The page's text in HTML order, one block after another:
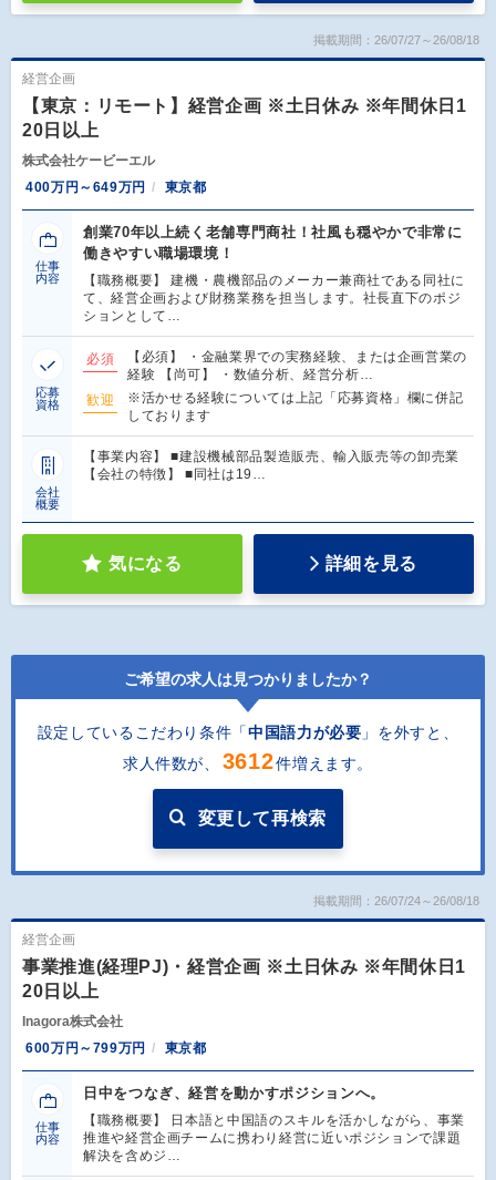
掲載期間：26/07/27～26/08/18
経営企画
【東京：リモート】経営企画 ※土日休み ※年間休日1
20日以上
株式会社ケービーエル
400万円～649万円
東京都
仕事
内容
創業70年以上続く老舗専門商社！社風も穏やかで非常に
働きやすい職場環境！
【職務概要】 建機・農機部品のメーカー兼商社である同社に
て、経営企画および財務業務を担当します。社長直下のポジ
ションとして…
応募
資格
必須
【必須】 ・金融業界での実務経験、または企画営業の
経験 【尚可】 ・数値分析、経営分析…
歓迎
※活かせる経験については上記「応募資格」欄に併記
しております
会社
概要
【事業内容】 ■建設機械部品製造販売、輸入販売等の卸売業
【会社の特徴】 ■同社は19…
気になる 詳細を見る
ご希望の求人は見つかりましたか？
設定しているこだわり条件「中国語力が必要 」を外すと
求人件数が、
3612件増えます。
変更して再検索
掲載期間：26/07/24～26/08/18
経営企画
事業推進(経理PJ)・経営企画 ※土日休み ※年間休日1
20日以上
Inagora株式会社
600万円～799万円
東京都
仕事
内容
日中をつなぎ、経営を動かすポジションへ。
【職務概要】 日本語と中国語のスキルを活かしながら、事業
推進や経営企画チームに携わり経営に近いポジションで課題
解決を含めジ…